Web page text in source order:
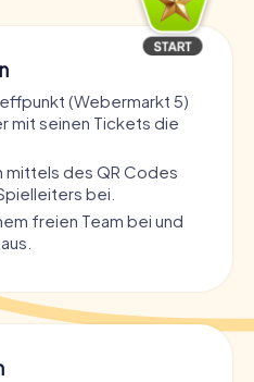
(Webermarkt 5)
mit seinen Tickets die
des QR Codes
bei.
freien Team bei und